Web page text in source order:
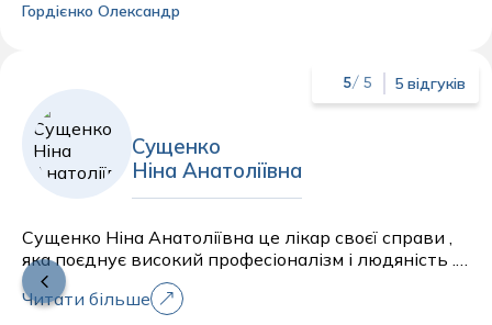
Гордієнко Олександр
5/ 5 5 відгуків
Сущенко
Ніна Анатоліївна
Сущенко Ніна Анатоліївна це лікар своєї справи ,
яка поєднує високий професіоналізм і людяність .
Була на прийомі у лікаря не один раз , кожен раз
задоволена візитом. Важливо знайти фахівця ,
Читати більше